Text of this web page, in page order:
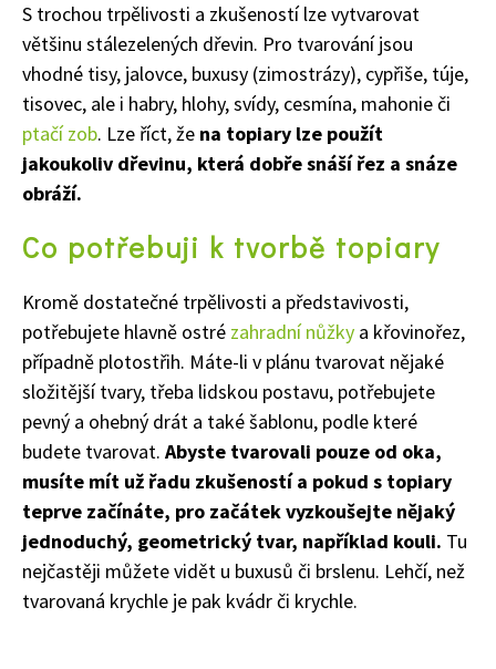
Naše krásná zahrada
S trochou trpělivosti a zkušeností lze vytvarovat
většinu stálezelených dřevin. Pro tvarování jsou
vhodné tisy, jalovce, buxusy (zimostrázy), cypřiše, túje,
tisovec, ale i habry, hlohy, svídy, cesmína, mahonie či
ptačí zob. Lze říct, že na topiary lze použít
jakoukoliv dřevinu, která dobře snáší řez a snáze
obráží.
Co potřebuji k tvorbě topiary
Kromě dostatečné trpělivosti a představivosti,
potřebujete hlavně ostré zahradní nůžky a křovinořez,
případně plotostřih. Máte-li v plánu tvarovat nějaké
složitější tvary, třeba lidskou postavu, potřebujete
pevný a ohebný drát a také šablonu, podle které
budete tvarovat. Abyste tvarovali pouze od oka,
musíte mít už řadu zkušeností a pokud s topiary
teprve začínáte, pro začátek vyzkoušejte nějaký
jednoduchý, geometrický tvar, například kouli. Tu
nejčastěji můžete vidět u buxusů či brslenu. Lehčí, než
tvarovaná krychle je pak kvádr či krychle.